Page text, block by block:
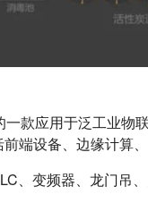
款应用于泛工业物
端设备、边缘计算
、变频器、龙门吊